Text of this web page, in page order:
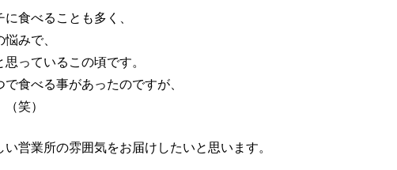
食べることも多く、
みで、
っているこの頃です。
食べる事があったのですが、
笑）
営業所の雰囲気をお届けしたいと思います。